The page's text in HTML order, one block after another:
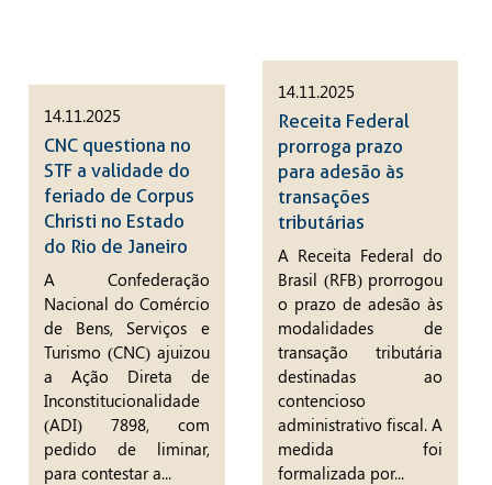
14.11.2025
CNC questiona no
STF a validade do
feriado de Corpus
Christi no Estado
do Rio de Janeiro
A Confederação
Nacional do Comércio
de Bens, Serviços e
Turismo (CNC) ajuizou
a Ação Direta de
Inconstitucionalidade
(ADI) 7898, com
pedido de liminar,
para contestar a...
14.11.2025
Receita Federal
prorroga prazo
para adesão às
transações
tributárias
A Receita Federal do
Brasil (RFB) prorrogou
o prazo de adesão às
modalidades de
transação tributária
destinadas ao
contencioso
administrativo fiscal. A
medida foi
formalizada por...